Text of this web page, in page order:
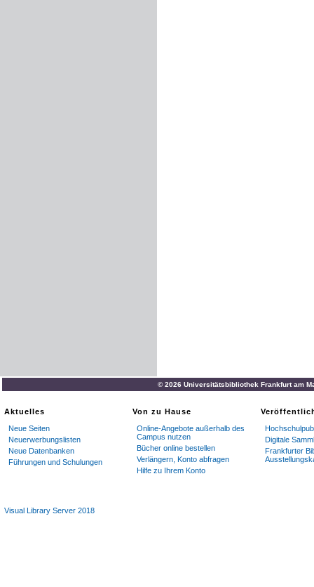
© 2026 Universitätsbibliothek Frankfurt am
Aktuelles
Neue Seiten
Neuerwerbungslisten
Neue Datenbanken
Führungen und Schulungen
Von zu Hause
Online-Angebote außerhalb des
Campus nutzen
Bücher online bestellen
Verlängern, Konto abfragen
Hilfe zu Ihrem Konto
Digitale
Frankfurter
Visual Library Server 2018